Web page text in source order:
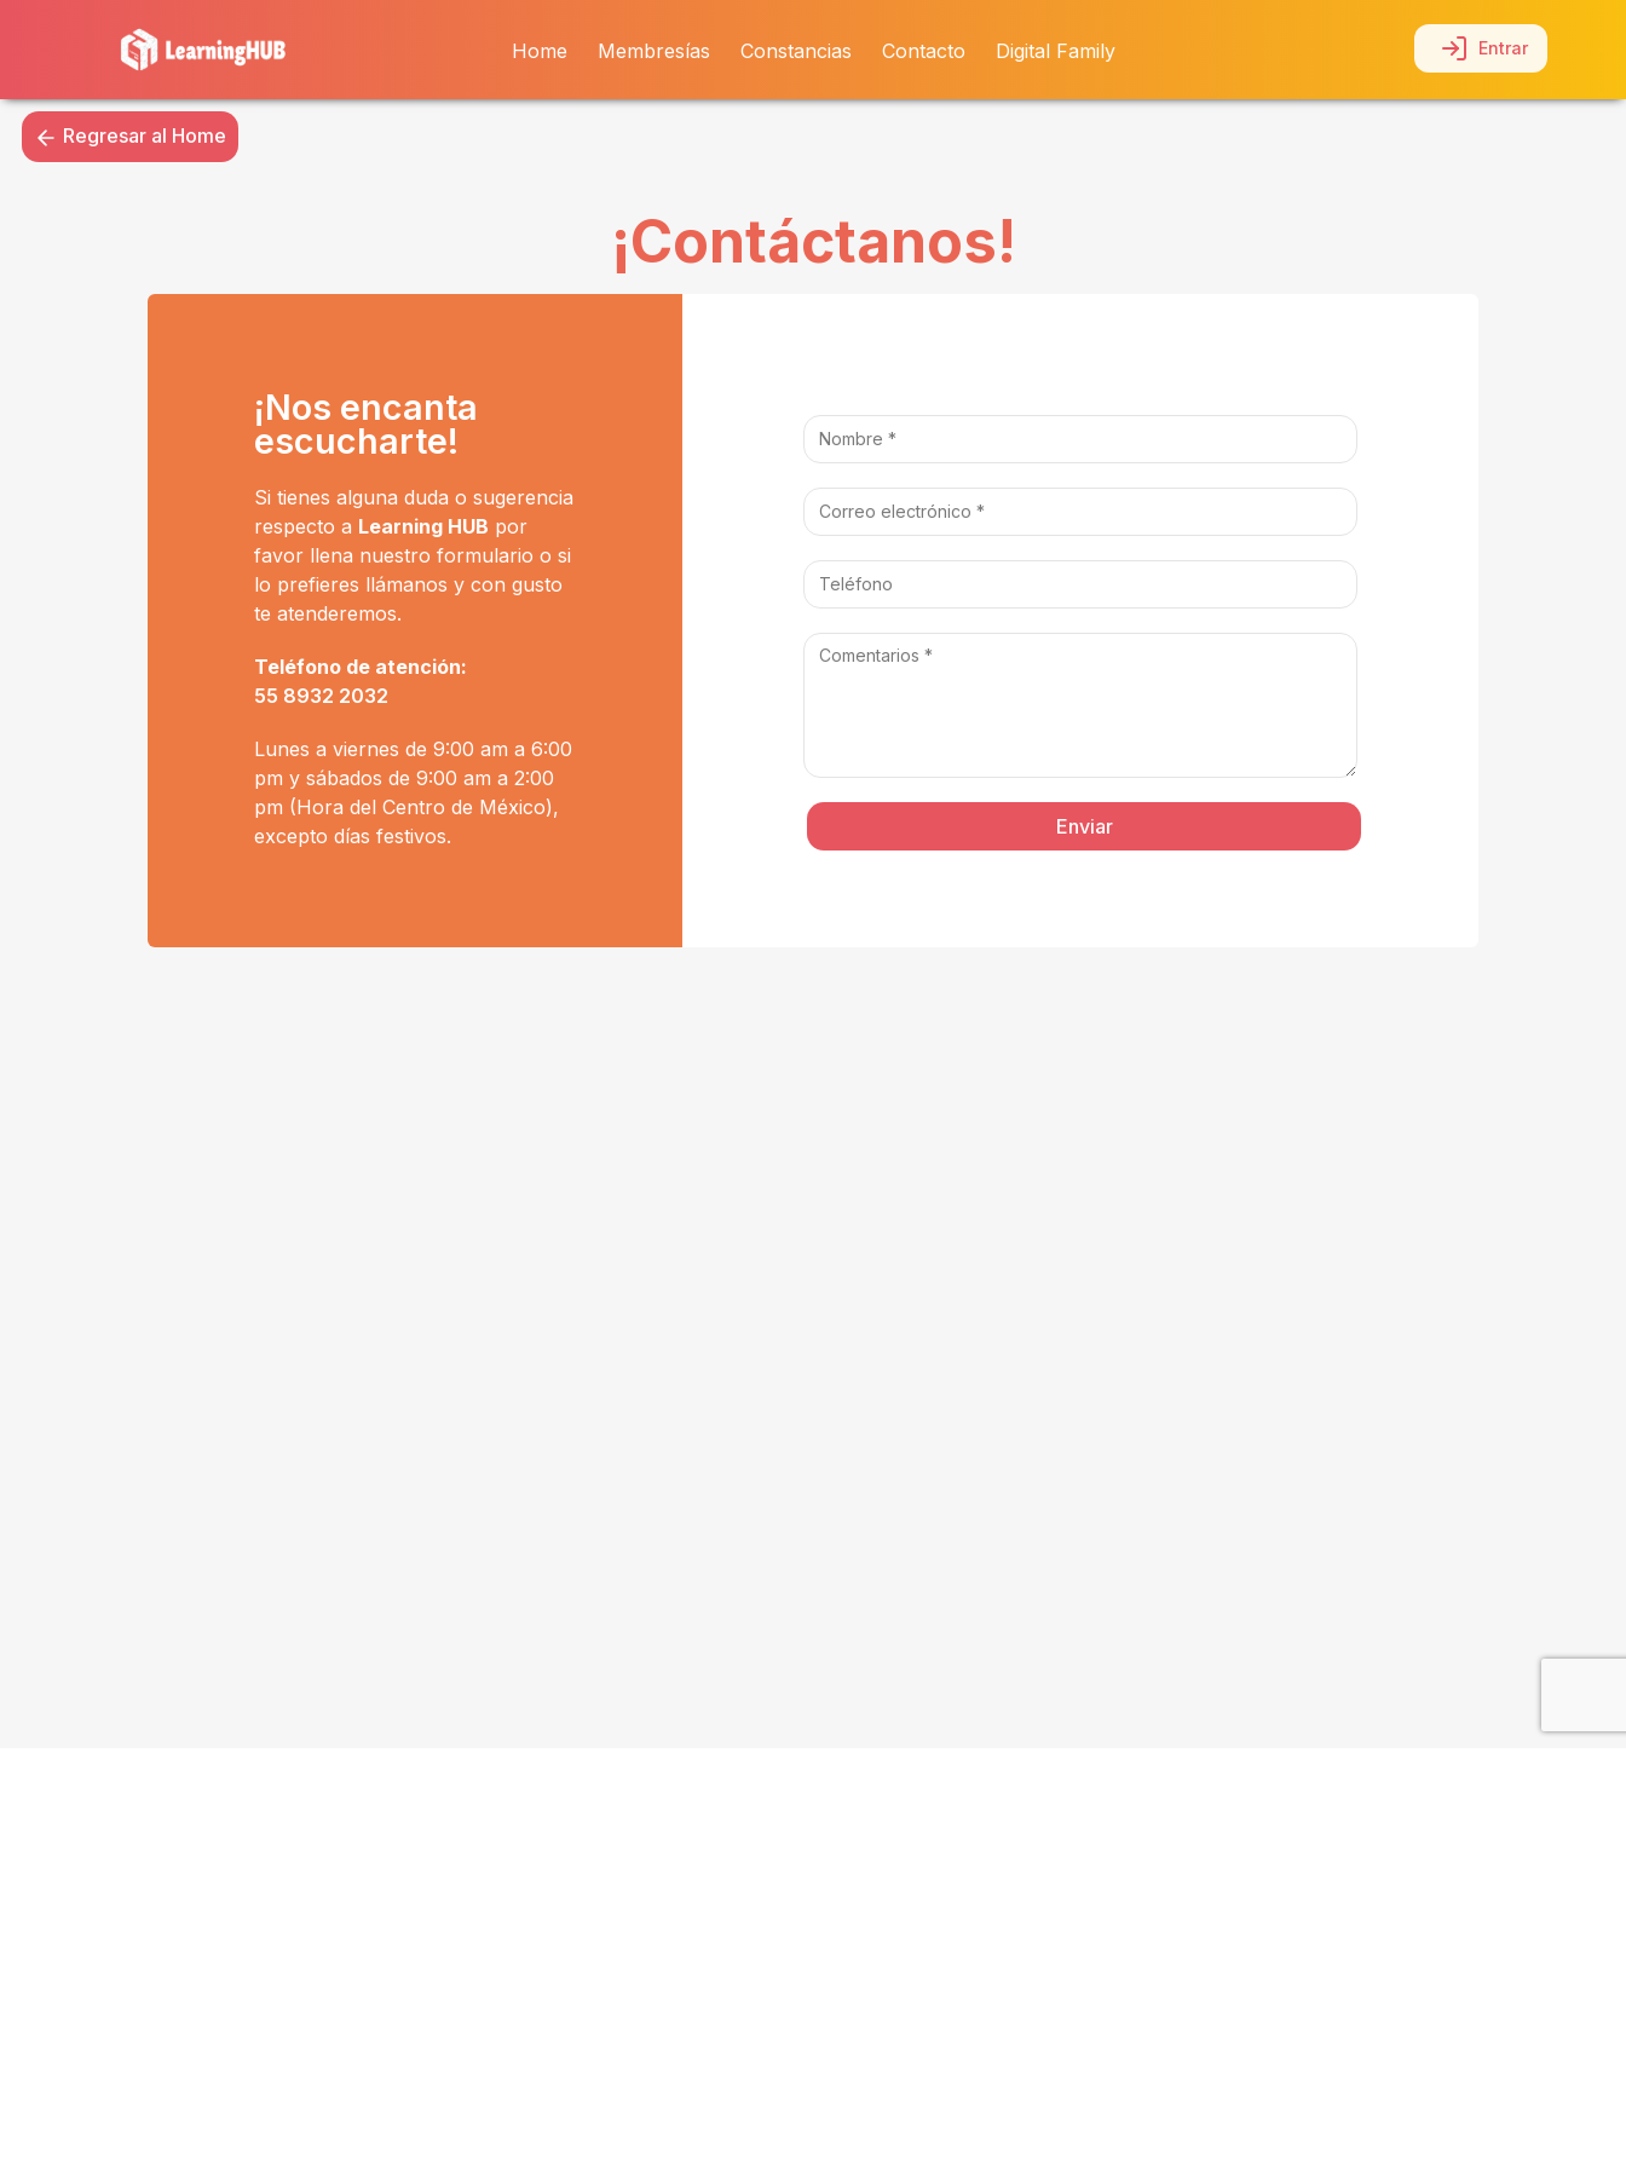
Home Membresías Constancias Contacto Digital Family Entrar
Regresar al Home
¡Contáctanos!
¡Nos encanta
escucharte!
Si tienes alguna duda o sugerencia
respecto a Learning HUB por
favor llena nuestro formulario o si
lo prefieres llámanos y con gusto
te atenderemos.
Teléfono de atención:
55 8932 2032
Lunes a viernes de 9:00 am a 6:00
pm y sábados de 9:00 am a 2:00
pm (Hora del Centro de México),
excepto días festivos.